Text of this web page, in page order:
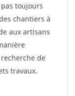
toujours
chantiers à
aux artisans
de
travaux.